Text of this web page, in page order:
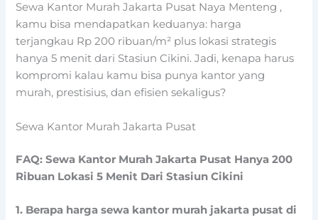
Sewa Kantor Murah Jakarta Pusat Naya Menteng ,
kamu bisa mendapatkan keduanya: harga
terjangkau Rp 200 ribuan/m² plus lokasi strategis
hanya 5 menit dari Stasiun Cikini. Jadi, kenapa harus
kompromi kalau kamu bisa punya kantor yang
murah, prestisius, dan efisien sekaligus?
Sewa Kantor Murah Jakarta Pusat
FAQ: Sewa Kantor Murah Jakarta Pusat Hanya 200
Ribuan Lokasi 5 Menit Dari Stasiun Cikini
1. Berapa harga sewa kantor murah jakarta pusat di